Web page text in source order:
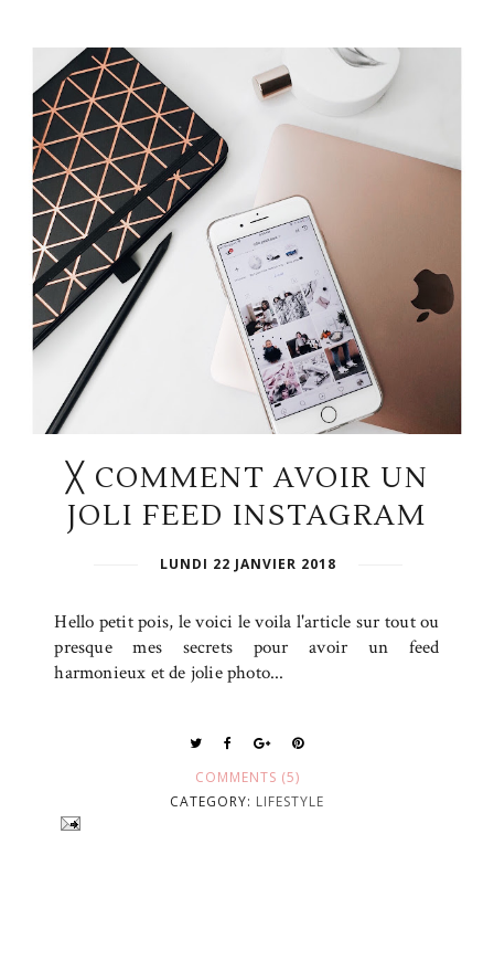
╳ COMMENT AVOIR UN
JOLI FEED INSTAGRAM
LUNDI 22 JANVIER 2018
Hello petit pois, le voici le voila l'article sur tout ou
presque mes secrets pour avoir un feed
harmonieux et de jolie photo...
COMMENTS (5)
CATEGORY: LIFESTYLE